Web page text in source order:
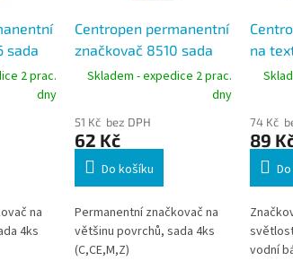
sada
2 prac.
dny
na
4ks
Centropen permanentní
značkovač 8510 sada
4ks, stopa 2,5 mm
Skladem - expedice 2 prac.
dny
51 Kč bez DPH
62 Kč
Do košíku
Permanentní značkovač na
většinu povrchů, sada 4ks
(C,CE,M,Z)
na
ks,
74 Kč
89
vodní